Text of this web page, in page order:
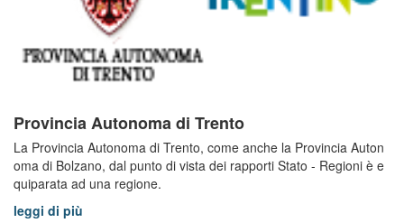
Provincia Autonoma di Trento
La Provincia Autonoma di Trento, come anche la Provincia Auton
oma di Bolzano, dal punto di vista dei rapporti Stato - Regioni è e
quiparata ad una regione.
leggi di più